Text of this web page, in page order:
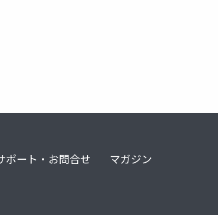
ポート・お問合せ マガジン